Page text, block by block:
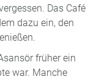
Das Café
dazu ein, den
früher ein
war. Manche